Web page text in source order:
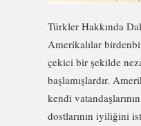
Türkler Hakkında
Amerikalılar
çekici bir şekilde
başlamışlardır.
kendi
dostlarının iyiliğini